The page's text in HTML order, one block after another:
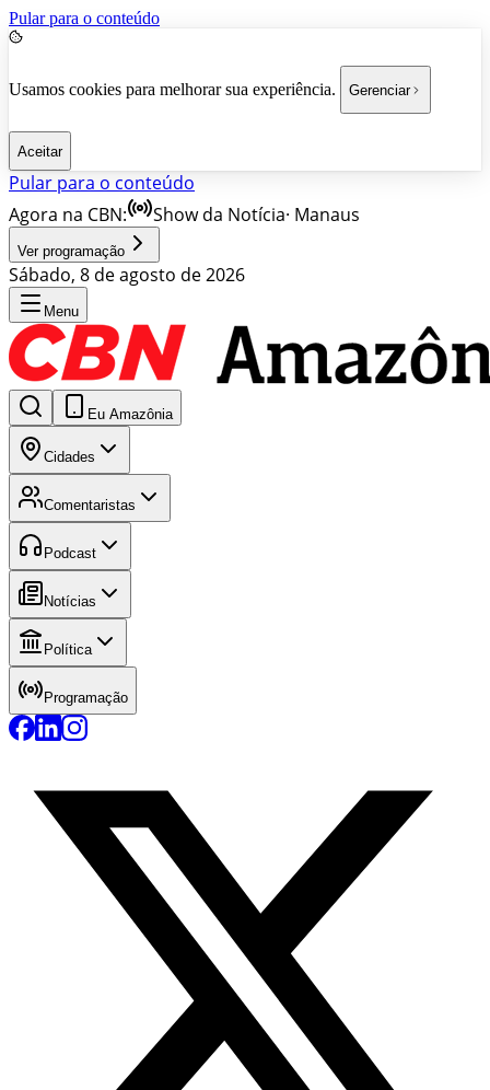
Pular para o conteúdo
Usamos cookies para melhorar sua experiência. Gerenciar
Aceitar
Pular para o conteúdo
Agora na CBN:
Show da Notícia· Manaus
Ver programação
Sábado, 8 de agosto de 2026
Menu
Eu Amazônia
Cidades
Comentaristas
Podcast
Notícias
Política
Programação